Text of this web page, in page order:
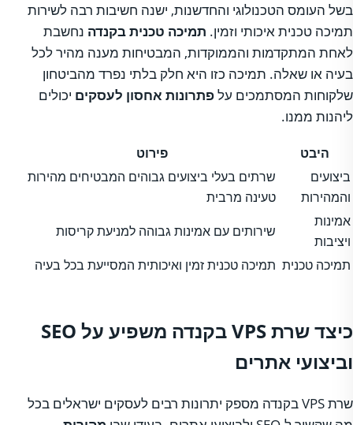
בשל העומס הטכנולוגי והחדשנות, ישנה חשיבות רבה לשירות
תמיכה טכנית איכותי וזמין. תמיכה טכנית בקנדה נחשבת
לאחת המתקדמות והממוקדות, המבטיחות מענה מהיר לכל
בעיה או שאלה. תמיכה כזו היא חלק בלתי נפרד מהביטחון
שלקוחות המסתמכים עלפתרונות אחסון לעסקים יכולים
ליהנות ממנו.
היבט
פירוט
ביצועים
והמהירות
שרתים בעלי ביצועים גבוהים המבטיחים מהירות
טעינה מרבית
אמינות
ויציבות
שירותים עם אמינות גבוהה למניעת קריסות
תמיכה טכנית תמיכה טכנית זמין ואיכותית המסייעת בכל בעיה
כיצד שרת VPS בקנדה משפיע על SEO
וביצועי אתרים
שרת VPS בקנדה מספק יתרונות רבים לעסקים ישראלים בכל